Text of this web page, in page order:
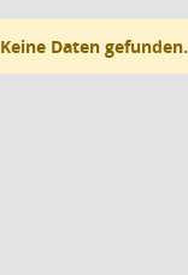
Keine Daten gefunden.